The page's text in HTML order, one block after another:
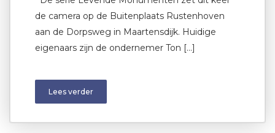
de camera op de Buitenplaats Rustenhoven
aan de Dorpsweg in Maartensdijk. Huidige
eigenaars zijn de ondernemer Ton […]
Lees verder